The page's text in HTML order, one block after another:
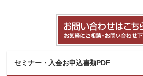
セミナー・入会お申込書類PDF